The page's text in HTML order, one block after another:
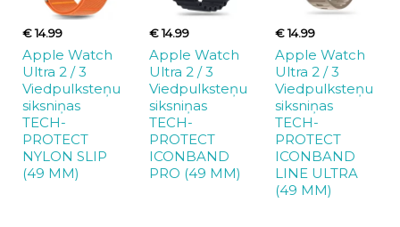
€ 14.99
Apple Watch
Ultra 2 / 3
Viedpulksteņu
siksniņas
TECH-
PROTECT
NYLON SLIP
(49 MM)
€ 14.99
Apple Watch
Ultra 2 / 3
Viedpulksteņu
siksniņas
TECH-
PROTECT
ICONBAND
PRO (49 MM)
€ 14.99
Apple Watch
Ultra 2 / 3
Viedpulksteņu
siksniņas
TECH-
PROTECT
ICONBAND
LINE ULTRA
(49 MM)